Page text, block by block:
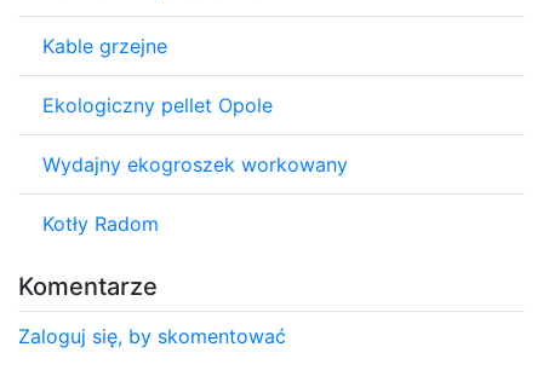
Kable grzejne
Ekologiczny pellet Opole
Wydajny ekogroszek workowany
Kotły Radom
Komentarze
Zaloguj się, by skomentować